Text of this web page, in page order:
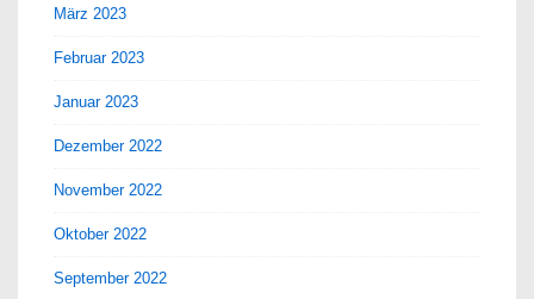
März 2023
Februar 2023
Januar 2023
Dezember 2022
November 2022
Oktober 2022
September 2022